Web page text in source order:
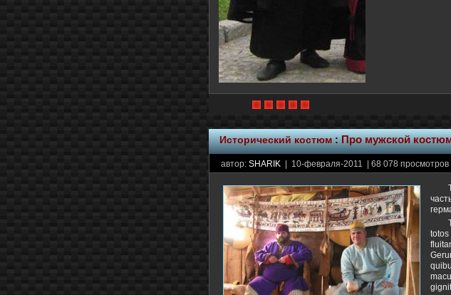
Исторический костюм: Про мужской
автор:SHARIK | 10-февраля-2011 | 68 078